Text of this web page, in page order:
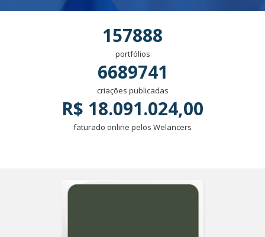
157888
portfólios
6689741
criações publicadas
R$ 18.091.024,00
faturado online pelos Welancers